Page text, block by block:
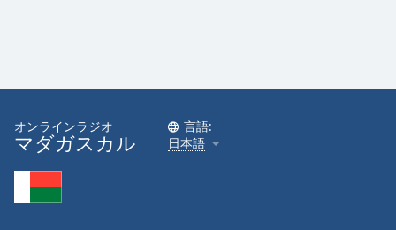
オンラインラジオ
マダガスカル
言語:
日本語